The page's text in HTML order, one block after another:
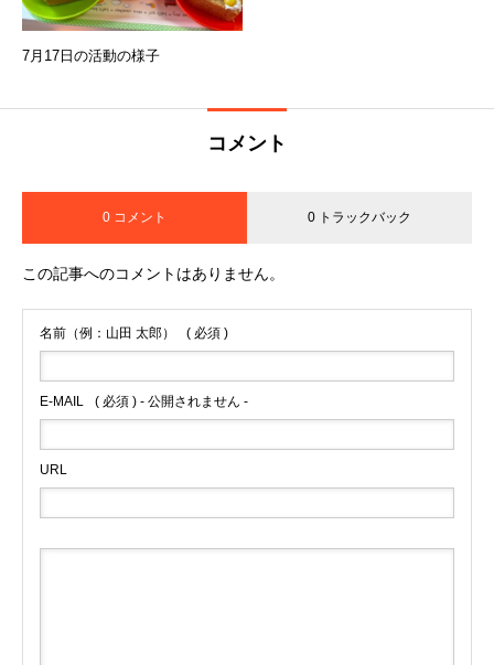
7月17日の活動の様子
コメント
0 コメント 0 トラックバック
この記事へのコメントはありません。
名前（例：山田 太郎） ( 必須 )
E-MAIL ( 必須 ) - 公開されません -
URL